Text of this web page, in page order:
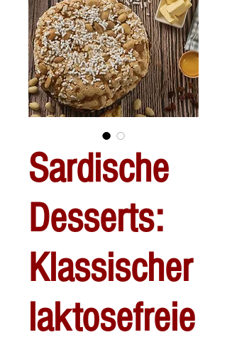
Sardische
Desserts:
Klassischer
laktosefreie